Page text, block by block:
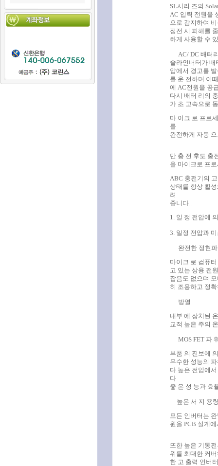
SL시리 즈의
AC 입력 전원을
으로 감지하여
정전 시 피해를
하게 사용할 수
AC/ DC 배터
솔라인버터가 배
압에서 경고를
를 운 전하며 이
에 AC전원을 공
다시 배터 리의
가 초 고속으로
마 이크 로 프로
를
완전하게 자동
만 충 전 후도 충
을 마이크로 프
ABC 충전기의
상태를 항상 활
려
줍니다..
1. 일 정 전압에
3. 일정 전압과
완전한 정현
마이크 로 컴퓨
고 있는 상용 전
잡음도 없으며
히 조용하고 정
방열
내부 에 장치된
교적 높은 주의
MOS FET 파
부품 의 진보에
우수한 성능의
다 높은 전압에
다
좋 은 성 능과 효
높은 서 지 용
모든 인버터는
원을 PCB 설계
또한 높은 기동
위를 최대한 커
한 고 출력 인버